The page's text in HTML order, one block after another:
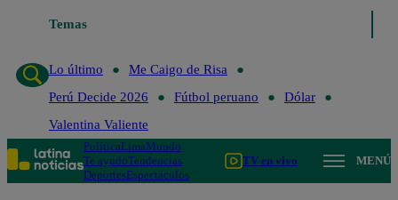
TemasLo último
Lo último
Me Caigo de Risa
Perú Decide 2026
Fútbol peruano
Dólar
Valentina Valiente
PolíticaLimaMundo
Te ayudoTendencias
DeportesEspectáculos
TV en vivo MENÚ